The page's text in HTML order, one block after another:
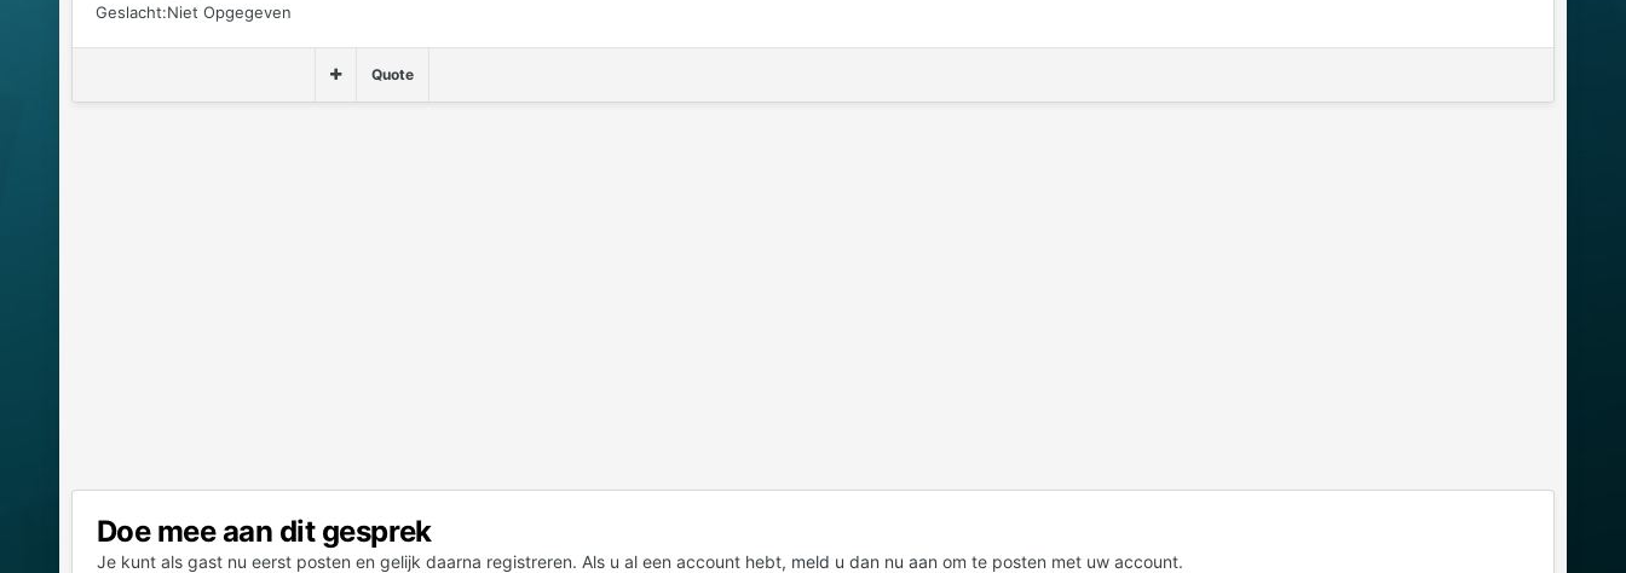
Geslacht:Niet Opgegeven
Quote
Doe mee aan dit gesprek
Je kunt als gast nu eerst posten en gelijk daarna registreren. Als u al een account hebt, meld u dan nu aan om te posten met uw account.